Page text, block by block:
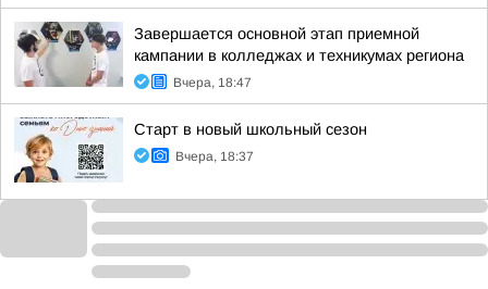
Завершается основной этап приемной
кампании в колледжах и техникумах региона
Вчера, 18:47
Старт в новый школьный сезон
Вчера, 18:37